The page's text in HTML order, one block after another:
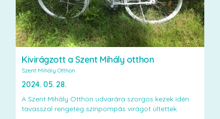
Kivirágzott a Szent Mihály otthon
Szent Mihály Otthon
2024. 05. 28.
A Szent Mihály Otthon udvarára szorgos kezek idén
tavasszal rengeteg színpompás virágot ültettek.